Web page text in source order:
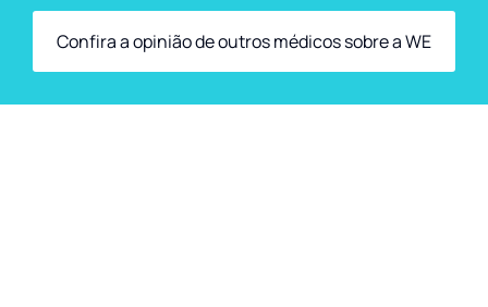
Confira a opinião de outros médicos sobre a WE